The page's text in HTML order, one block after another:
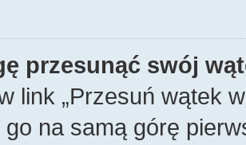
przesunąć swój
link „Przesuń wątek
na samą górę